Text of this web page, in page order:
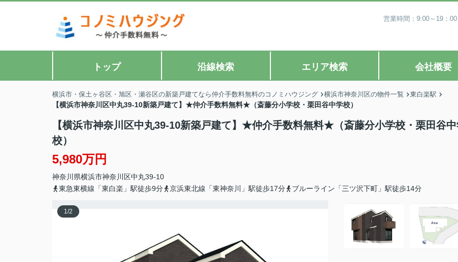
営業時間：9:00～19：
トップ 沿線検索 エリア検索 会社概要
横浜市・保土ヶ谷区・旭区・瀬谷区の新築戸建てなら仲介手数料無料のコノミハウジング 横浜市神奈川区の物件一覧 東白楽駅
【横浜市神奈川区中丸39-10新築戸建て】★仲介手数料無料★（斎藤分小学校・栗田谷中学校）
【横浜市神奈川区中丸39-10新築戸建て】★仲介手数料無料★（斎藤分小学校・栗田谷
校）
5,980万円
神奈川県横浜市神奈川区中丸39-10
東急東横線「東白楽」駅徒歩9分
京浜東北線「東神奈川」駅徒歩17分 ブルーライン「三ツ沢下町」駅徒歩14分
1/2